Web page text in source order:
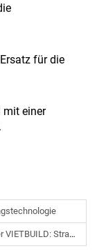
für die
mit einer
Grundlagenlogik Der Gebäudenergieeffizienz